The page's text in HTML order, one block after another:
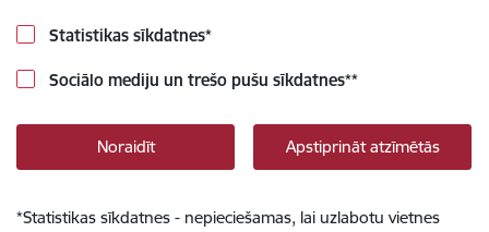
Statistikas sīkdatnes*
Sociālo mediju un trešo pušu sīkdatnes**
Noraidīt Apstiprināt atzīmētās
*Statistikas sīkdatnes - nepieciešamas, lai uzlabotu vietnes